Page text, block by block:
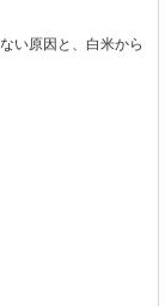
い原因と、白米から